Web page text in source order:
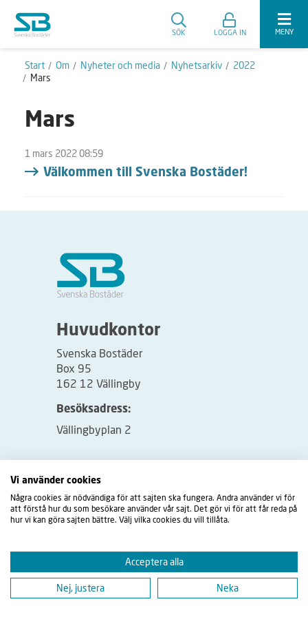
SÖK LOGGA IN MENY
Start Om Nyheter och media Nyhetsarkiv
2022
Mars
Mars
1 mars 2022 08:59
Välkommen till Svenska Bostäder!
Huvudkontor
Svenska Bostäder
Box 95
162 12 Vällingby
Besöksadress:
Vällingbyplan 2
Vi använder cookies
Några cookies är nödvändiga för att sajten ska fungera. Andra använder vi för
att förstå hur du som besökare använder vår sajt. Det gör vi för att får reda på
hur vi kan göra sajten bättre. Välj vilka cookies du vill tillåta.
Acceptera alla
Nej, justera Neka